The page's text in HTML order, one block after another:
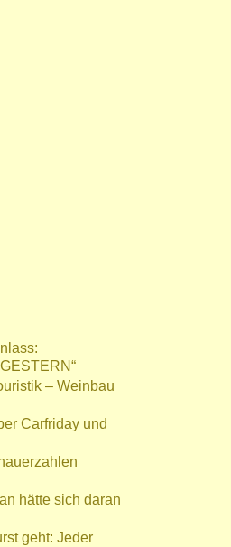
– Weinbau
Carfriday und
hätte sich daran
geht: Jeder